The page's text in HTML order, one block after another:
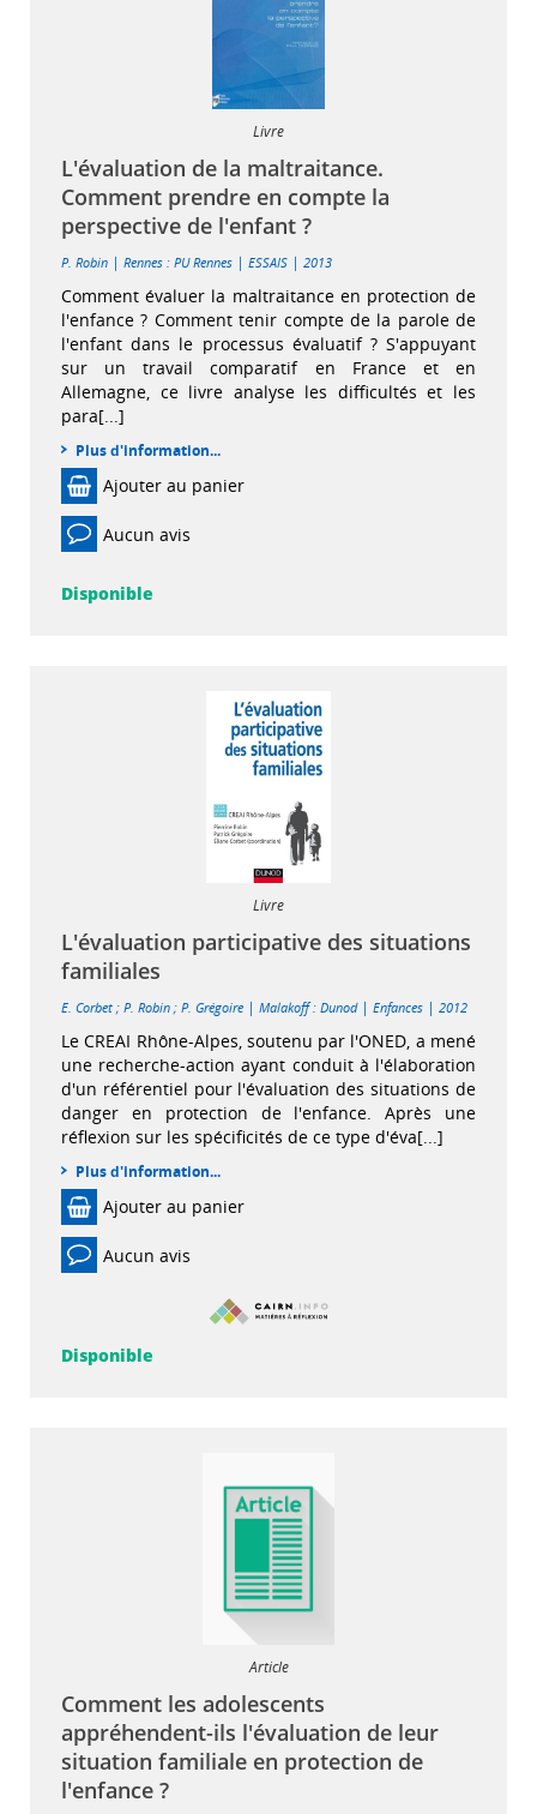
Livre
L'évaluation de la maltraitance.
Comment prendre en compte la
perspective de l'enfant ?
P. Robin | Rennes : PU Rennes | ESSAIS | 2013
Comment évaluer la maltraitance en protection de
l'enfance ? Comment tenir compte de la parole de
l'enfant dans le processus évaluatif ? S'appuyant
sur un travail comparatif en France et en
Allemagne, ce livre analyse les difficultés et les
para[...]
Plus d'information...
Ajouter au panier
Aucun avis
Disponible
Livre
L'évaluation participative des situations
familiales
E. Corbet ; P. Robin ; P. Grégoire | Malakoff : Dunod| Enfances | 2012
Le CREAI Rhône-Alpes, soutenu par l'ONED, a mené
une recherche-action ayant conduit à l'élaboration
d'un référentiel pour l'évaluation des situations de
danger en protection de l'enfance. Après une
réflexion sur les spécificités de ce type d'éva[...]
Plus d'information...
Ajouter au panier
Aucun avis
Disponible
Article
Comment les adolescents
appréhendent-ils l'évaluation de leur
situation familiale en protection de
l'enfance ?